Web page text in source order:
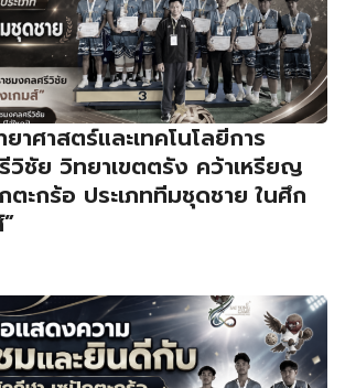
าศาสตร์และเทคโนโลยีการ
วิชัย วิทยาเขตตรัง คว้าเหรียญ
ะกร้อ ประเภททีมชุดชาย ในศึก